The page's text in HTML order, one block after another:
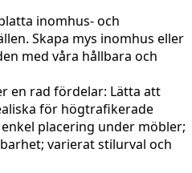
inomhus- och
Skapa mys inomhus eller
med våra hållbara och
en rad fördelar: Lätta att
för högtrafikerade
placering under möbler;
varierat stilurval och